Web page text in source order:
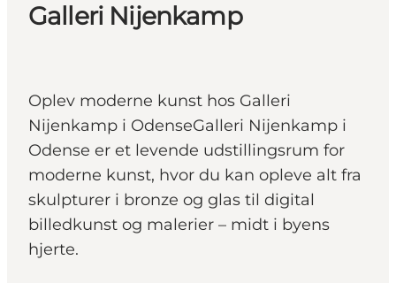
Galleri Nijenkamp
Oplev moderne kunst hos Galleri
Nijenkamp i OdenseGalleri Nijenkamp i
Odense er et levende udstillingsrum for
moderne kunst, hvor du kan opleve alt fra
skulpturer i bronze og glas til digital
billedkunst og malerier – midt i byens
hjerte.